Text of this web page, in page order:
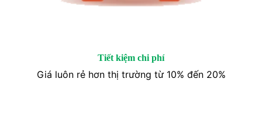
Tiết kiệm chi phí
Giá luôn rẻ hơn thị trường từ 10% đến 20%